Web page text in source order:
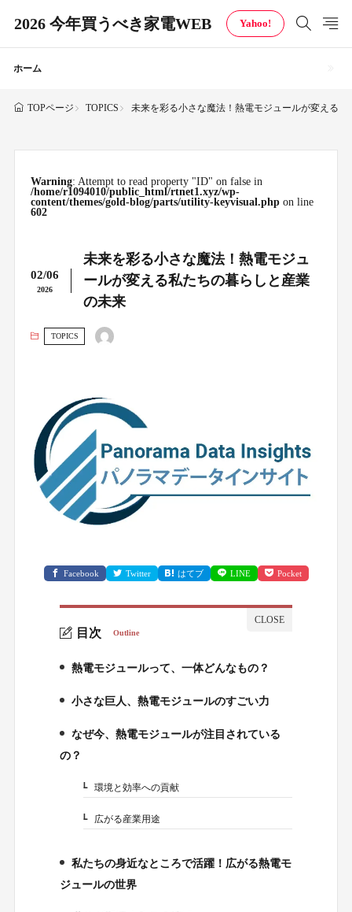
2026 今年買うべき家電WEB Yahoo!
ホーム
TOPページ TOPICS 未来を彩る小さな魔法！熱電モジュールが変える
Warning: Attempt to read property "ID" on false in
/home/r1094010/public_html/rtnet1.xyz/wp-
content/themes/gold-blog/parts/utility-keyvisual.phpon line
602
02/06
2026
未来を彩る小さな魔法！熱電モジュ
ールが変える私たちの暮らしと産業
の未来
TOPICS
Facebook Twitter はてブ LINE Pocket
目次 Outline
1.
熱電モジュールって、一体どんなもの？
2.
小さな巨人、熱電モジュールのすごい力
3.
なぜ今、熱電モジュールが注目されている
の？
3-1.環境と効率への貢献
3-2.広がる産業用途
4.
私たちの身近なところで活躍！広がる熱電モ
ジュールの世界